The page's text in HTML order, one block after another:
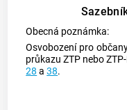
Obecná poznámka:
Osvobození pro
průkazu ZTP nebo
28 a38.